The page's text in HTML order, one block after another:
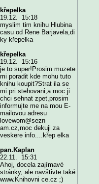
křepelka
19.12. 15:18
myslim tim knihu Hlubina
casu od Rene Barjavela,di
ky křepelka
křepelka
19.12. 15:16
je to super!Prosim muzete
mi poradit kde mohu tuto
knihu koupit?Strat ila se
mi pri stehovani,a moc ji
chci sehnat zpet,prosim
informujte me na mou E-
mailovou adresu
lovewom@sezn
am.cz,moc dekuji za
veskere info....křep elka
pan.Kaplan
22.11. 15:31
Ahoj, docela zajímavé
stránky, ale navštivte také
www.Knihovni ce.cz ;)